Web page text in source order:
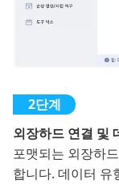
외장하드 연결 및
포맷되는 외장하
합니다. 데이터 유